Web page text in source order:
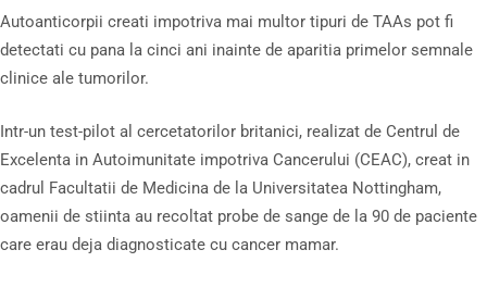
Autoanticorpii creati impotriva mai multor tipuri de TAAs pot fi
detectati cu pana la cinci ani inainte de aparitia primelor semnale
clinice ale tumorilor.
Intr-un test-pilot al cercetatorilor britanici, realizat de Centrul de
Excelenta in Autoimunitate impotriva Cancerului (CEAC), creat in
cadrul Facultatii de Medicina de la Universitatea Nottingham,
oamenii de stiinta au recoltat probe de sange de la 90 de paciente
care erau deja diagnosticate cu cancer mamar.